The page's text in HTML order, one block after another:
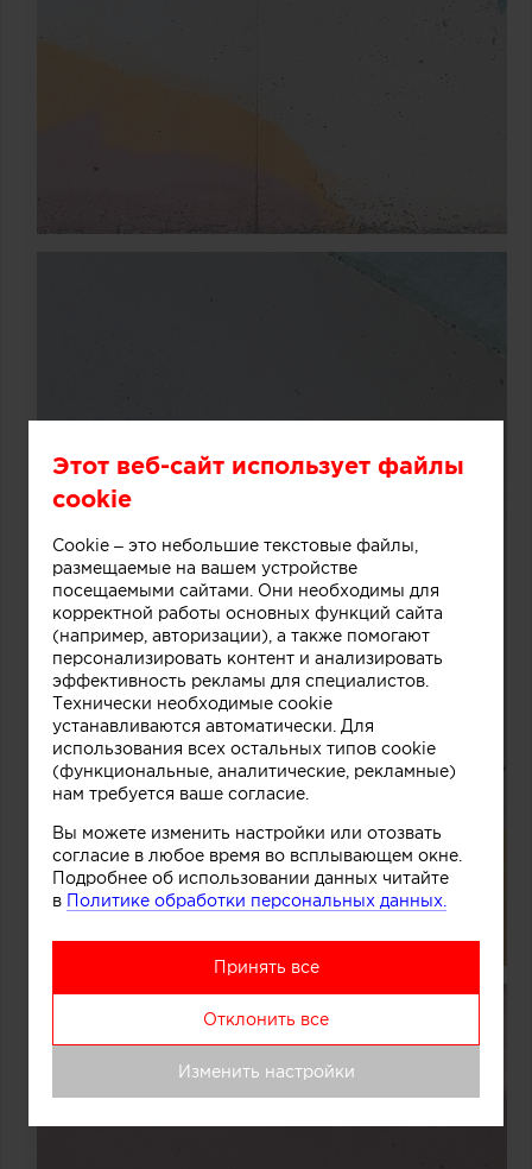
Этот веб-сайт использует файлы
cookie
Cookie – это небольшие текстовые файлы,
размещаемые на вашем устройстве
посещаемыми сайтами. Они необходимы для
корректной работы основных функций сайта
(например, авторизации), а также помогают
персонализировать контент и анализировать
эффективность рекламы для специалистов.
Технически необходимые cookie
устанавливаются автоматически. Для
использования всех остальных типов cookie
(функциональные, аналитические, рекламные)
нам требуется ваше согласие.
Вы можете изменить настройки или отозвать
согласие в любое время во всплывающем окне.
Подробнее об использовании данных читайте
в Политике обработки персональных данных.
Принять все
Отклонить все
Изменить настройки